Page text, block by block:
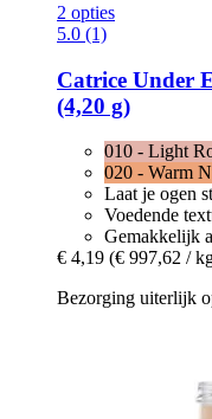
2 opties
5.0 (1)
Catrice Under
(4,20 g)
010 - Light
020 - Warm
Laat je ogen
Voedende
Gemakkelijk
€ 4,19 (€ 997,62 /
Bezorging uiterlijk